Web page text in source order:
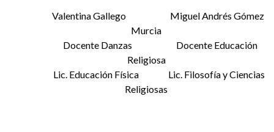
Valentina Gallego Miguel Andrés Gómez
Murcia
Docente Danzas Docente Educación
Religiosa
Lic. Educación Física Lic. Filosofía y Ciencias
Religiosas